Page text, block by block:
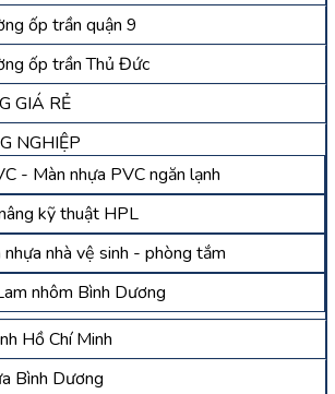
ốp trần quận 9
ốp trần Thủ Đức
GIÁ RẺ
NGHIỆP
- Màn nhựa PVC ngăn lạnh
kỹ thuật HPL
nhựa nhà vệ sinh - phòng tắm
nhôm Bình Dương
Hồ Chí Minh
Bình Dương